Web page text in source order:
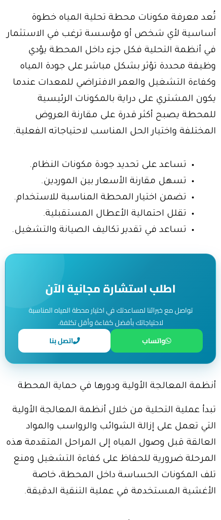
تُعد معرفة مكونات محطة تحلية المياه خطوة
أساسية لأي شخص أو مؤسسة ترغب في الاستثمار
في أنظمة التحلية فكل جزء داخل المحطة يؤدي
وظيفة محددة تؤثر بشكل مباشر على جودة المياه
وكفاءة التشغيل والعمر الافتراضي للمعدات عندما
يكون المشتري على دراية بالمكونات الرئيسية
للمحطة يصبح أكثر قدرة على مقارنة العروض
المختلفة واختيار الحل المناسب لاحتياجاته الفعلية.
تساعد على تحديد جودة مكونات النظام.
تسهل مقارنة الأسعار بين الموردين.
تضمن اختيار المحطة المناسبة للاستخدام.
تقلل احتمالية الأعطال المستقبلية.
تساعد في تقدير تكاليف الصيانة والتشغيل.
اطلب استشارة مجانية الآن
تواصل مع خبرائنا لمساعدتك في اختيار محطة المياه المناسبة
لاحتياجاتك بأفضل كفاءة وأقل تكلفة.
واتساب
اتصل بنا
أنظمة المعالجة الأولية ودورها في حماية المحطة
تبدأ عملية التحلية من خلال أنظمة المعالجة الأولية
التي تعمل على إزالة الشوائب والرواسب والمواد
العالقة قبل وصول المياه إلى المراحل المتقدمة هذه
المرحلة ضرورية للحفاظ على كفاءة التشغيل ومنع
تلف المكونات الحساسة داخل المحطة، خاصة
الأغشية المستخدمة في عملية التنقية الدقيقة.